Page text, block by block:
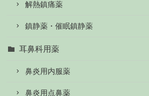
解熱鎮痛薬
鎮静薬・催眠鎮静薬
耳鼻科用薬
鼻炎用内服薬
鼻炎用点鼻薬